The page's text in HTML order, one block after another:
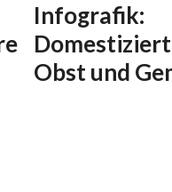
Infografik:
Obst und